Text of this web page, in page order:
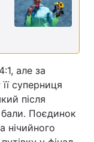
але за
суперниця
після
бали. Поєдинок
нічийного